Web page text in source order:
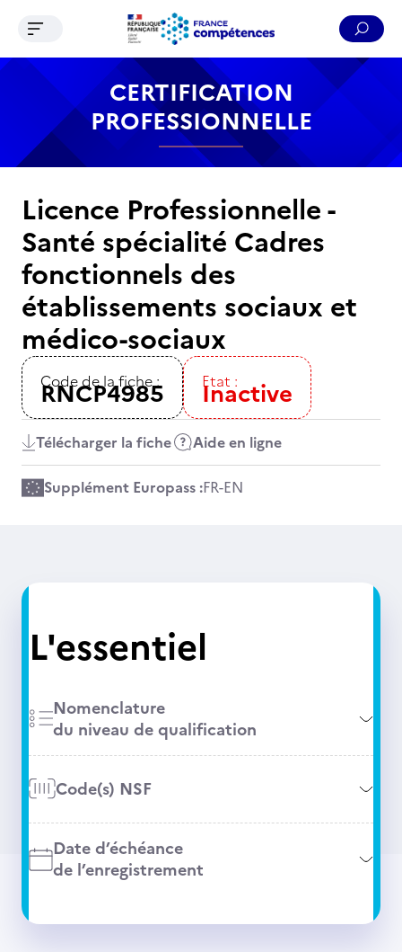
Contenu Recherche Menu Pied de page
Ouvrir le menu de navigation
CERTIFICATION
PROFESSIONNELLE
Licence Professionnelle -
Santé spécialité Cadres
fonctionnels des
établissements sociaux et
médico-sociaux
Code de la fiche :
RNCP4985 Etat :
Inactive
Télécharger la fiche Aide en ligne
Supplément Europass :FR-EN
L'essentiel
Nomenclature
du niveau de qualification
Code(s) NSF
Date d’échéance
de l’enregistrement